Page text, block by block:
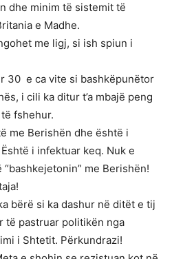
dhe minim të sistemit të
e Madhe.
me ligj, si ish spiun i
30 e ca vite si bashkëpunëtor
i cili ka ditur t’a mbajë peng
fshehur.
me Berishën dhe është i
i infektuar keq. Nuk e
me Berishën!
bërë si ka dashur në ditët e tij
të pastruar politikën nga
i Shtetit. Përkundrazi!